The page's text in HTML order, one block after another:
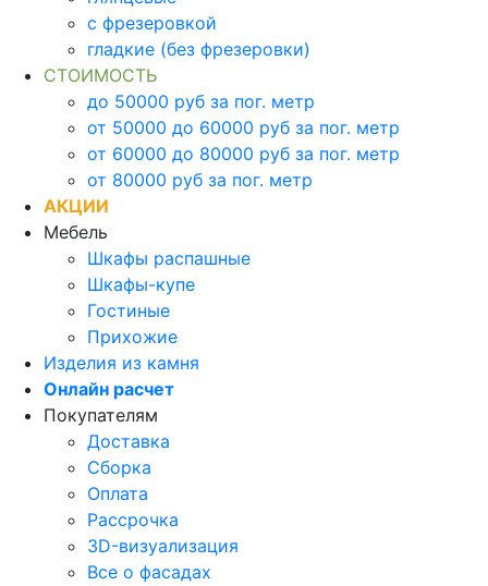
с фрезеровкой
гладкие (без фрезеровки)
СТОИМОСТЬ
до 50000 руб за пог. метр
от 50000 до 60000 руб за пог. метр
от 60000 до 80000 руб за пог. метр
от 80000 руб за пог. метр
АКЦИИ
Мебель
Шкафы распашные
Шкафы-купе
Гостиные
Прихожие
Изделия из камня
Онлайн расчет
Покупателям
Доставка
Сборка
Оплата
Рассрочка
3D-визуализация
Все о фасадах